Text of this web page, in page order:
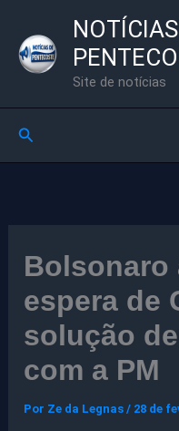
para
Site de notícias
Pesquisar
Bolsonaro
espera de
solução
com a PM
Por Ze da Legnas/ 28 de